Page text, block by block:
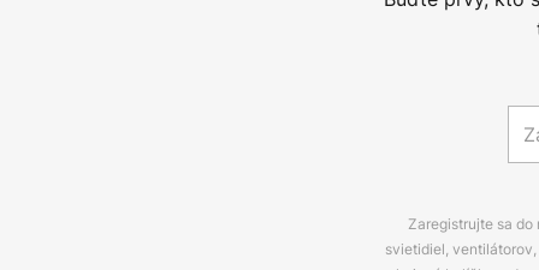
Zaregistrujte sa
svietidiel,